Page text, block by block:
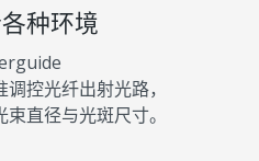
种环境
控光纤出射光路，
直径与光斑尺寸。